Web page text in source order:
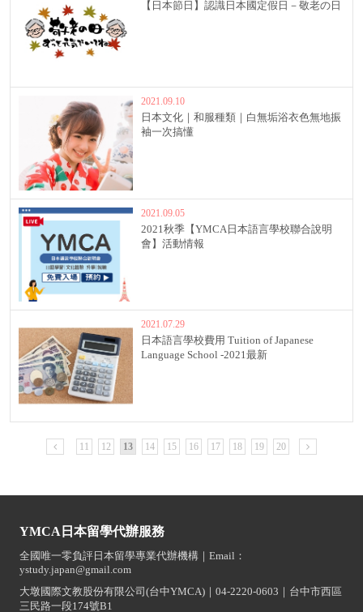
【日本節日】認識日本國定假日－敬老の日
2021.09.10
日本文化｜和服種類｜白無垢浴衣色無地振
袖一次搞懂
2021.09.05
2021秋季【YMCA日本語言學校聯合說明
會】活動情報
2021.07.29
日本語言學校費用 Tuition of Japanese
Language School -2021最新
11 12 13 14 15 16 17 18 19 20
YMCA日本留學代辦服務
全國唯一零負評日本留學專業代辦機構｜Email：
ystudy.japan@gmail.com
大墩國際文教股份有限公司(台中YMCA)｜04-2220-0603｜台中市西區
三民路一段174號B1